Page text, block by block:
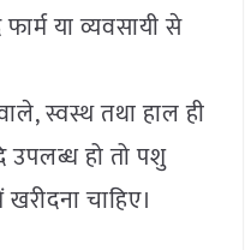
या व्यवसायी से
स्वस्थ तथा हाल ही
हो तो पशु
चाहिए।